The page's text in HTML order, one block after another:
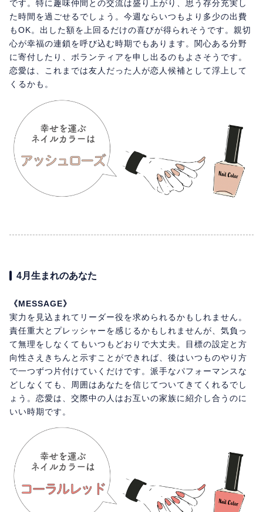
です。特に趣味仲間との交流は盛り上がり、思う存分充実し
た時間を過ごせるでしょう。今週ならいつもより多少の出費
もOK。出した額を上回るだけの喜びが得られそうです。親切
心が幸福の連鎖を呼び込む時期でもあります。関心ある分野
に寄付したり、ボランティアを申し出るのもよさそうです。
恋愛は、これまでは友人だった人が恋人候補として浮上して
くるかも。
4月生まれのあなた
《MESSAGE》
実力を見込まれてリーダー役を求められるかもしれません。
責任重大とプレッシャーを感じるかもしれませんが、気負っ
て無理をしなくてもいつもどおりで大丈夫。目標の設定と方
向性さえきちんと示すことができれば、後はいつものやり方
で一つずつ片付けていくだけです。派手なパフォーマンスな
どしなくても、周囲はあなたを信じてついてきてくれるでし
ょう。恋愛は、交際中の人はお互いの家族に紹介し合うのに
いい時期です。